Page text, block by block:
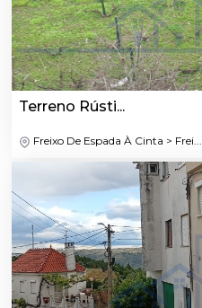
Terreno Rústi...
Freixo De Espada À Cinta > Frei...